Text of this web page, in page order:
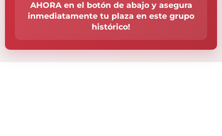
AHORA en el botón de abajo y asegura
inmediatamente tu plaza en este grupo
histórico!